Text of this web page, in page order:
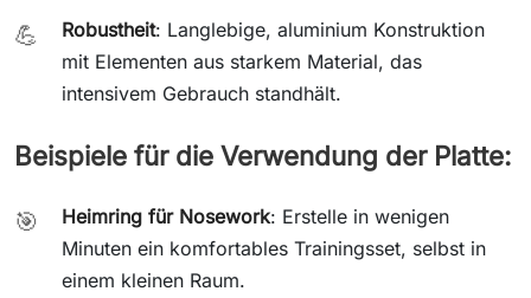
💪 Robustheit: Langlebige, aluminium Konstruktion
mit Elementen aus starkem Material, das
intensivem Gebrauch standhält.
Beispiele für die Verwendung der Platte:
🎯 Heimring für Nosework: Erstelle in wenigen
Minuten ein komfortables Trainingsset, selbst in
einem kleinen Raum.